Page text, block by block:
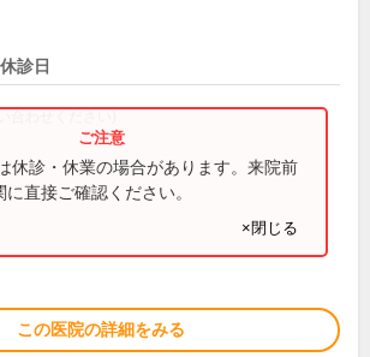
診日
合わせください)
休診・休業の場合があります。来院前
直接ご確認ください。
×閉じる
この医院の詳細をみる